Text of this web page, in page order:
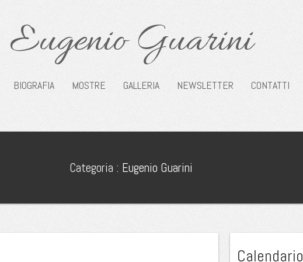
Eugenio Guarini
BIOGRAFIA MOSTRE GALLERIA NEWSLETTER CONTATTI
Categoria : Eugenio Guarini
Calendario